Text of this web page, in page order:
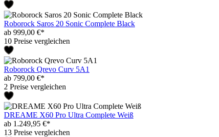
Roborock Saros 20 Sonic Complete Black
ab 999,00 €*
10 Preise vergleichen
Roborock Qrevo Curv 5A1
ab 799,00 €*
2 Preise vergleichen
DREAME X60 Pro Ultra Complete Weiß
ab 1.249,95 €*
13 Preise vergleichen